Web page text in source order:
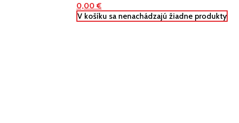
0,00€
V košíku sa nenachádzajú žiadne produkty